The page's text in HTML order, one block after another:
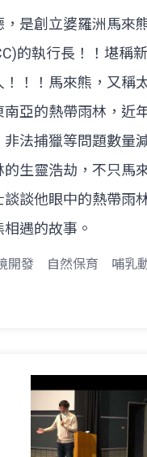
，是創立婆羅洲馬來
的執行長！！堪稱
！！！馬來熊，又稱
南亞的熱帶雨林，近
非法捕獵等問題數量
的生靈浩劫，不只馬
談談他眼中的熱帶雨
相遇的故事。
開發 自然保育 哺乳